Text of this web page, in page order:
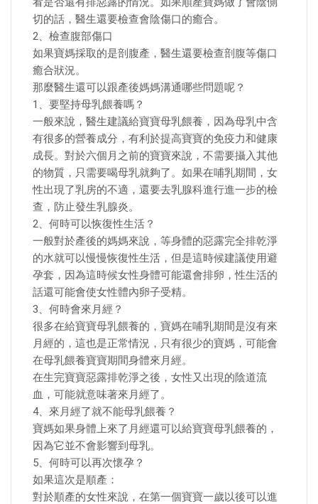
切的話，醫生還要檢查會陰傷口的癒合。
2、檢查腹部傷口
如果寶媽採取的是剖腹產，醫生還要檢查剖腹等傷口
癒合狀況。
那麼醫生還可以跟產後媽媽溝通哪些問題呢？
1、要堅持母乳餵養嗎？
一般來說，醫生建議給寶寶母乳餵養，因為母乳中含
有很多的營養成分，有利於提高寶寶的免疫力和健康
成長。對於六個月之前的寶寶來說，不需要攝入其他
的物質，只需要喝母乳就夠了。如果在哺乳期間，女
性出現了乳房的不適，還要去乳腺科進行進一步的檢
查，防止發生乳腺炎。
2、何時可以恢復性生活？
一般對於產後的媽媽來說，等身體的惡露完全排乾淨
的水就可以慢慢恢復性生活，但是這時候建議使用避
孕套，因為這時候女性身體可能還會排卵，性生活的
話還可能會使女性體內卵子受精。
3、何時會來月經？
很多在給寶寶母乳餵養的，寶媽在哺乳期間是沒有來
月經的，這也是正常情況，只有很少的寶媽，可能會
在母乳餵養寶寶期間身體來月經。
在生完寶寶惡露排乾淨之後，女性又出現的陰道流
血，可能就意味著來月經了。
4、來月經了就不能母乳餵養？
寶媽如果身體上來了月經還可以給寶寶母乳餵養的，
因為它並不會影響到母乳。
5、何時可以再次懷孕？
如果這次是順產：
對於順產的女性來說，在第一個寶寶一歲以後可以進